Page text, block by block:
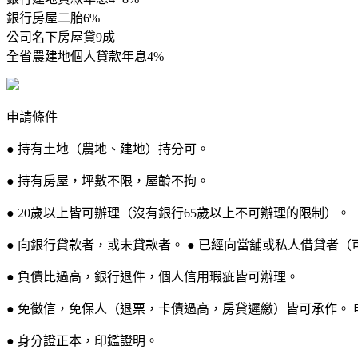
銀行房屋二胎6%
公司名下房屋貸9成
全省農建地個人貸款年息4%
申請條件
● 持有土地（農地、建地）持分可。
● 持有房屋，坪數不限，屋齡不拘。
● 20歲以上皆可辦理（沒有銀行65歲以上不可辦理的限制）。
● 向銀行貸款者，或未貸款者。 ● 已經向當舖或私人借貸者（
● 負債比過高，銀行退件，個人信用瑕疵皆可辦理。
● 免徵信，免保人（退票，卡債過高，房貸遲繳）皆可承作。
● 身分證正本，印鑑證明。